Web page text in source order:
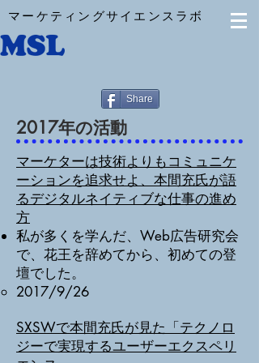
マーケティングサイエンスラボ
Share
2017年の活動
マーケターは技術よりもコミュニケ
ーションを追求せよ、本間充氏が語
るデジタルネイティブな仕事の進め
方
私が多くを学んだ、Web広告研究会
で、花王を辞めてから、初めての登
壇でした。
​2017/9/26
SXSWで本間充氏が見た「テクノロ
ジーで実現するユーザーエクスペリ